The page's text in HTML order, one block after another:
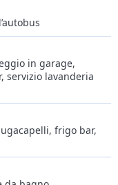
senza
la splendida
proprio di
vacanza sulla
sci d’alpinismo,
mozzafiato con
partita a curling e
romantico con
trainate dai cavalli.
pascoli sommersi di
le loro forme e colori
ed escursioni per
incontaminata.
in garage,
servizio lavanderia
frigo bar,